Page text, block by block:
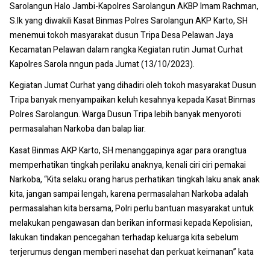
Sarolangun Halo Jambi-Kapolres Sarolangun AKBP Imam Rachman,
S.Ik yang diwakili Kasat Binmas Polres Sarolangun AKP Karto, SH
menemui tokoh masyarakat dusun Tripa Desa Pelawan Jaya
Kecamatan Pelawan dalam rangka Kegiatan rutin Jumat Curhat
Kapolres Sarola nngun pada Jumat (13/10/2023).
Kegiatan Jumat Curhat yang dihadiri oleh tokoh masyarakat Dusun
Tripa banyak menyampaikan keluh kesahnya kepada Kasat Binmas
Polres Sarolangun. Warga Dusun Tripa lebih banyak menyoroti
permasalahan Narkoba dan balap liar.
Kasat Binmas AKP Karto, SH menanggapinya agar para orangtua
memperhatikan tingkah perilaku anaknya, kenali ciri ciri pemakai
Narkoba, “Kita selaku orang harus perhatikan tingkah laku anak anak
kita, jangan sampai lengah, karena permasalahan Narkoba adalah
permasalahan kita bersama, Polri perlu bantuan masyarakat untuk
melakukan pengawasan dan berikan informasi kepada Kepolisian,
lakukan tindakan pencegahan terhadap keluarga kita sebelum
terjerumus dengan memberi nasehat dan perkuat keimanan” kata